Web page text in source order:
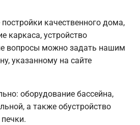
качественного дома,
каркаса, устройство
вопросы можно задать нашим
указанному на сайте
оборудование бассейна,
а также обустройство